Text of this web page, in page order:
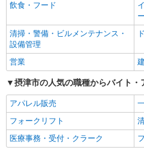
女性活躍中
フリーター歓迎
ブランクOK
エルダー（50代～）活躍中
禁煙・分煙
自転車通勤OK
副業・WワークOK
交通費支給
産休・育休取得実績あり
飲食・フード
清掃・警備・ビルメンテナンス・
設備管理
営業
摂津市の人気の職種からバイト
アパレル販売
フォークリフト
医療事務・受付・クラーク